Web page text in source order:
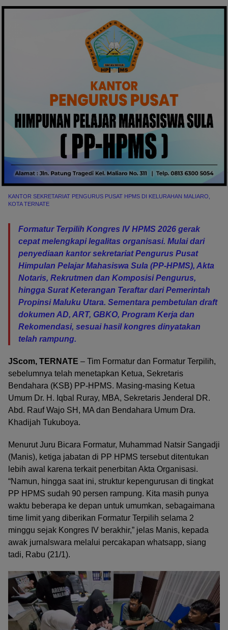
KANTOR SEKRETARIAT PENGURUS PUSAT HPMS DI KELURAHAN MALIARO,
KOTA TERNATE
Formatur Terpilih Kongres IV HPMS 2026 gerak
cepat melengkapi legalitas organisasi. Mulai dari
penyediaan kantor sekretariat Pengurus Pusat
Himpulan Pelajar Mahasiswa Sula (PP-HPMS), Akta
Notaris, Rekrutmen dan Komposisi Pengurus,
hingga Surat Keterangan Teraftar dari Pemerintah
Propinsi Maluku Utara. Sementara pembetulan draft
dokumen AD, ART, GBKO, Program Kerja dan
Rekomendasi, sesuai hasil kongres dinyatakan
telah rampung.
JScom, TERNATE – Tim Formatur dan Formatur Terpilih,
sebelumnya telah menetapkan Ketua, Sekretaris
Bendahara (KSB) PP-HPMS. Masing-masing Ketua
Umum Dr. H. Iqbal Ruray, MBA, Sekretaris Jenderal DR.
Abd. Rauf Wajo SH, MA dan Bendahara Umum Dra.
Khadijah Tukuboya.
Menurut Juru Bicara Formatur, Muhammad Natsir Sangadji
(Manis), ketiga jabatan di PP HPMS tersebut ditentukan
lebih awal karena terkait penerbitan Akta Organisasi.
“Namun, hingga saat ini, struktur kepengurusan di tingkat
PP HPMS sudah 90 persen rampung. Kita masih punya
waktu beberapa ke depan untuk umumkan, sebagaimana
time limit yang diberikan Formatur Terpilih selama 2
minggu sejak Kongres IV berakhir,” jelas Manis, kepada
awak jurnalswara melalui percakapan whatsapp, siang
tadi, Rabu (21/1).